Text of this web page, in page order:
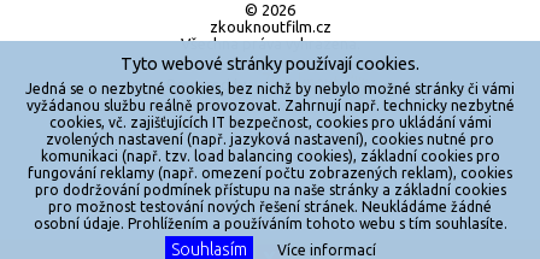
© 2026
zkouknoutfilm.cz
Všechna práva vyhrazena.
Powered by
Reklama
Sítě
Redakce
Jakékoliv užití obsahu je bez souhlasu provozovatele zakázáno.
Tyto webové stránky používají cookies.
Jedná se o nezbytné cookies, bez nichž by nebylo možné stránky či vámi
vyžádanou službu reálně provozovat. Zahrnují např. technicky nezbytné
cookies, vč. zajišťujících IT bezpečnost, cookies pro ukládání vámi
zvolených nastavení (např. jazyková nastavení), cookies nutné pro
komunikaci (např. tzv. load balancing cookies), základní cookies pro
fungování reklamy (např. omezení počtu zobrazených reklam), cookies
pro dodržování podmínek přístupu na naše stránky a základní cookies
pro možnost testování nových řešení stránek. Neukládáme žádné
osobní údaje. Prohlížením a používáním tohoto webu s tím souhlasíte.
Souhlasím Více informací